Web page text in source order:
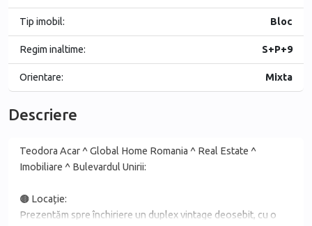
Tip imobil: Bloc
Regim inaltime: S+P+9
Orientare: Mixta
Descriere
Teodora Acar ^ Global Home Romania ^ Real Estate ^
Imobiliare ^ Bulevardul Unirii:
🟤 Locație:
Prezentăm spre închiriere un duplex vintage deosebit, cu o